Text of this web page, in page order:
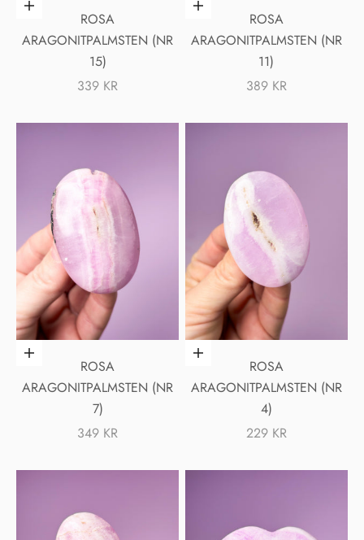
Lägg i varukorgen
ROSA
ARAGONITPALMSTEN (NR
15)
REA-PRIS
339 KR
Lägg i varukorgen
ROSA
ARAGONITPALMSTEN (NR
11)
REA-PRIS
389 KR
Lägg i varukorgen
ROSA
ARAGONITPALMSTEN (NR
7)
REA-PRIS
349 KR
Lägg i varukorgen
ROSA
ARAGONITPALMSTEN (NR
4)
REA-PRIS
229 KR